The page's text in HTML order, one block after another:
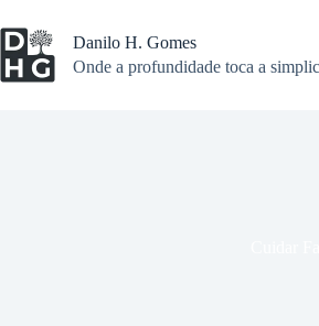
para
o
conteúdo
Danilo H. Gomes
Onde a profundidade toca a